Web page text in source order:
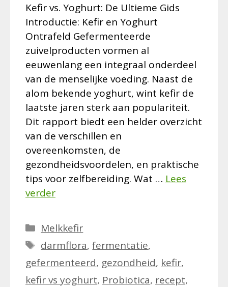
Kefir vs. Yoghurt: De Ultieme Gids
Introductie: Kefir en Yoghurt
Ontrafeld Gefermenteerde
zuivelproducten vormen al
eeuwenlang een integraal onderdeel
van de menselijke voeding. Naast de
alom bekende yoghurt, wint kefir de
laatste jaren sterk aan populariteit.
Dit rapport biedt een helder overzicht
van de verschillen en
overeenkomsten, de
gezondheidsvoordelen, en praktische
tips voor zelfbereiding. Wat … Lees
verder
Categorieën
Melkkefir
Tags
darmflora,fermentatie,
gefermenteerd, gezondheid, kefir,
kefir vs yoghurt, Probiotica, recept,